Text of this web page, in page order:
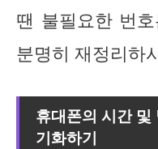
땐 불필요한 번
분명히 재정리하
휴대폰의 시간
기화하기